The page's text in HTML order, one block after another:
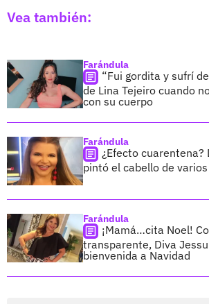
Vea también:
Farándula
“Fui gordita y sufrí
de Lina Tejeiro cuando
con su cuerpo
Farándula
¿Efecto cuarentena?
pintó el cabello de
Farándula
¡Mamá…cita Noel!
transparente, Diva
bienvenida a Navidad